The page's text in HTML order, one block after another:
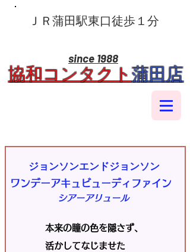
​ＪＲ蒲田駅東口徒歩１分
since 1988
​協和コンタクト蒲田店
ジョンソンエンドジョンソン
本来の瞳の色を隠さず、
活かしてなじませた
ワンデーアキュビューディファイン
シアーアリュール